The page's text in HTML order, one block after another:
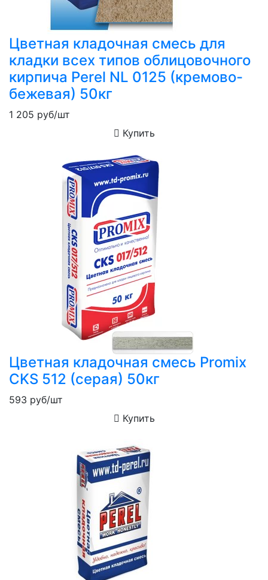
Цветная кладочная смесь для
кладки всех типов облицовочного
кирпича Perel NL 0125 (кремово-
бежевая) 50кг
1 205 руб/шт
Купить
Цветная кладочная смесь Promix
CKS 512 (серая) 50кг
593 руб/шт
Купить